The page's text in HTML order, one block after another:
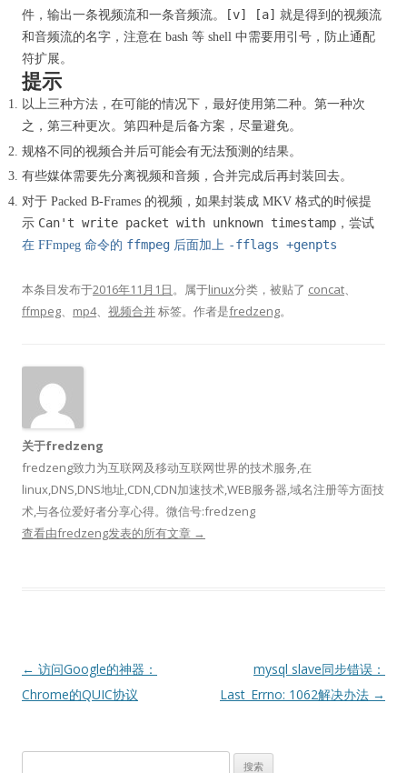
件，输出一条视频流和一条音频流。
[v] [a] 就是得到的视频流
和音频流的名字，注意在 bash 等 shell 中需要用引号，防止通配
符扩展。
提示
以上三种方法，在可能的情况下，最好使用第二种。第一种次
之，第三种更次。第四种是后备方案，尽量避免。
规格不同的视频合并后可能会有无法预测的结果。
有些媒体需要先分离视频和音频，合并完成后再封装回去。
对于 Packed B-Frames 的视频，如果封装成 MKV 格式的时候提
示 Can't write packet with unknown timestamp ，尝试
在 FFmpeg 命令的 ffmpeg 后面加上 -fflags +genpts
本条目发布于2016年11月1日 。属于linux分类，被贴了 concat
ffmpeg
mp4、 视频合并标签。 作者是fredzeng。
关于fredzeng
fredzeng致力为互联网及移动互联网世界的技术服务,在
linux,DNS,DNS地址,CDN,CDN加速技术,WEB服务器,域名注册等方面技
术,与各位爱好者分享心得。微信号:fredzeng
查看由fredzeng发表的所有文章 →
文
章
← 访问Google的神器：
Chrome的QUIC协议
mysql slave同步错误：
Last_Errno: 1062解决办法 →